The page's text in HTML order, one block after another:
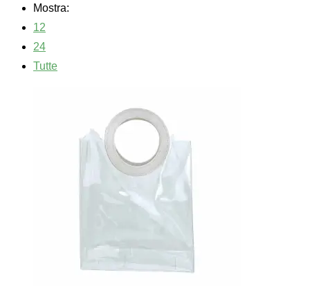
Mostra:
12
24
Tutte